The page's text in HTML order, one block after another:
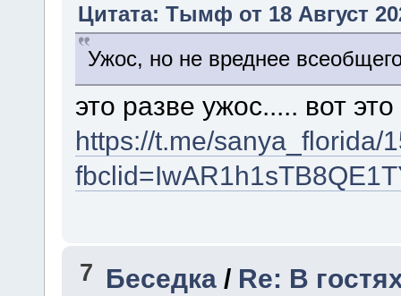
Цитата: Тымф от 18 Август
Ужос, но не вреднее
это разве ужос..... вот
https://t.me/sanya_florida/
7 Беседка / Re: В